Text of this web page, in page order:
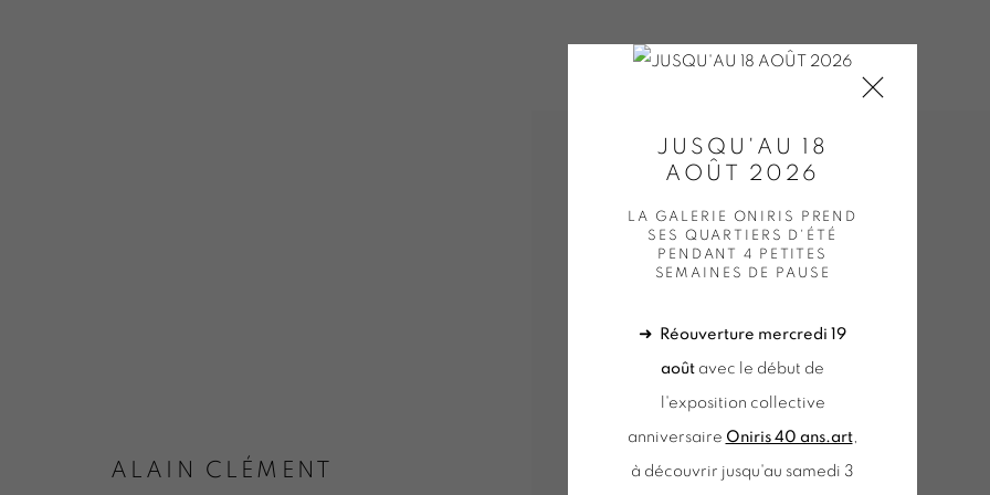
JUSQU'AU 18
AOÛT 2026
LA GALERIE ONIRIS PREND
SES QUARTIERS D'ÉTÉ
PENDANT 4 PETITES
SEMAINES DE PAUSE
➜ Réouverture mercredi 19
août avec le début de
l'exposition collective
anniversaire Oniris 40 ans.art,
à découvrir jusqu'au samedi 3
ALAIN CLÉMENT